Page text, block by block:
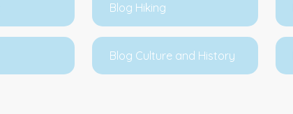
Blog Hiking
Blog Culture and History